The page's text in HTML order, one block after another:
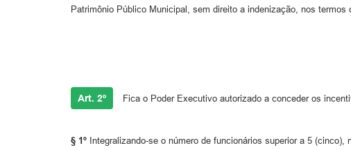
Patrimônio Público Municipal, sem direito a indenização, nos termos
Art. 2º Fica o Poder Executivo autorizado a conceder os
§ 1º Integralizando-se o número de funcionários superior a 5